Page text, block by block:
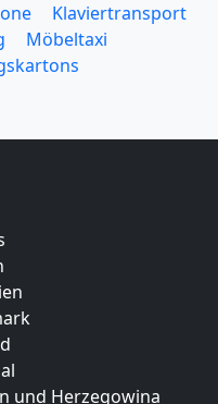
Klaviertransport
Möbeltaxi
und Herzegowina